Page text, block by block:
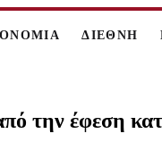
ΔΙΕΘΝΗ
την έφεση